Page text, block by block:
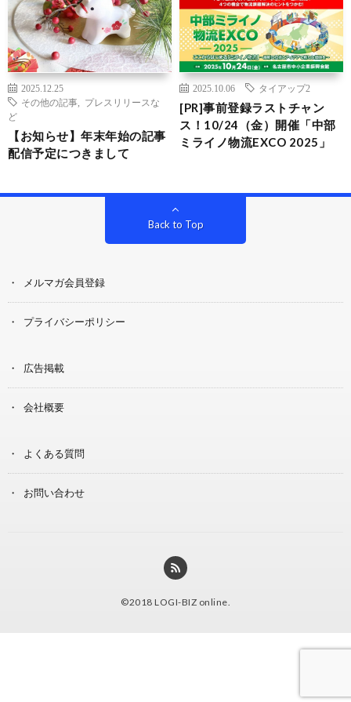
2025.12.25
その他の記事
プレスリリースな
ど
【お知らせ】年末年始の記事
配信予定につきまして
2025.10.06 タイアップ2
[PR]事前登録ラストチャン
ス！10/24（金）開催「中部
ミライノ物流EXCO 2025」
Back to Top
メルマガ会員登録
プライバシーポリシー
広告掲載
会社概要
よくある質問
お問い合わせ
©2018 LOGI-BIZ online